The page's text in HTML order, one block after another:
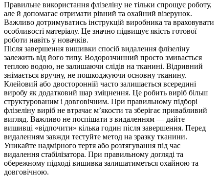
Правильне використання флізеліну не тільки спрощує роботу,
але й допомагає отримати рівний та охайний візерунок.
Важливо дотримуватись інструкцій виробника та враховувати
особливості матеріалу. Це значно підвищує якість готової
роботи навіть у новачків.
Після завершення вишивки спосіб видалення флізеліну
залежить від його типу. Водорозчинний просто змивається
теплою водою, не залишаючи слідів на тканині. Відривний
знімається вручну, не пошкоджуючи основну тканину.
Клейовий або двосторонній часто залишається всередині
виробу як додатковий шар зміцнення. Це робить виріб більш
структурованим і довговічним. При правильному підборі
флізеліну виріб не втрачає м’якости та зберігає привабливий
вигляд. Важливо не поспішати з видаленням — дайте
вишивці «відпочити» кілька годин після завершення. Перед
видаленням завжди тестуйте метод на зразку тканини.
Уникайте надмірного тертя або розтягування під час
видалення стабілізатора. При правильному догляді та
обережному підході вишивка залишатиметься охайною та
довговічною.